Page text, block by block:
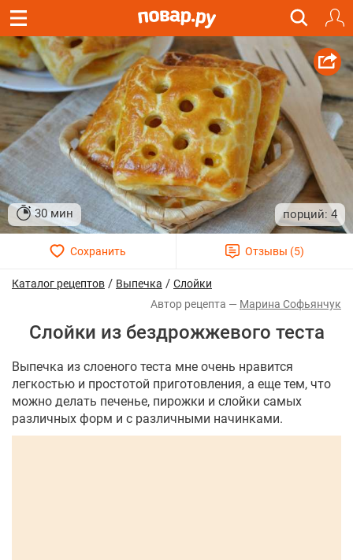
30 мин 4
Каталог рецептов / Выпечка / Слойки
Марина Софьянчук
Слойки из бездрожжевого теста
Выпечка из слоеного теста мне очень нравится
легкостью и простотой приготовления, а еще тем, что
можно делать печенье, пирожки и слойки самых
различных форм и с различными начинками.